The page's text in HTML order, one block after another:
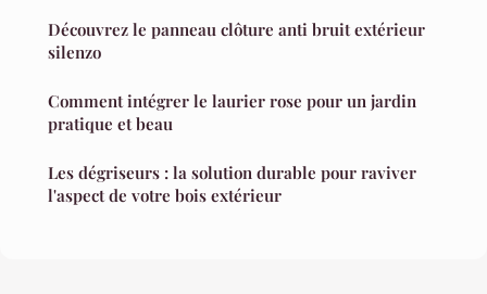
Découvrez le panneau clôture anti bruit extérieur
silenzo
Comment intégrer le laurier rose pour un jardin
pratique et beau
Les dégriseurs : la solution durable pour raviver
l'aspect de votre bois extérieur